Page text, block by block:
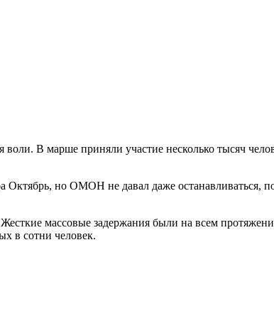
В марше приняли участие несколько тысяч
Октябрь, но ОМОН не давал даже останавливаться,
массовые задержания были на всем
в сотни человек.